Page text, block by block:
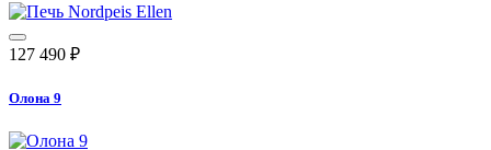
127 490 ₽
Олона 9